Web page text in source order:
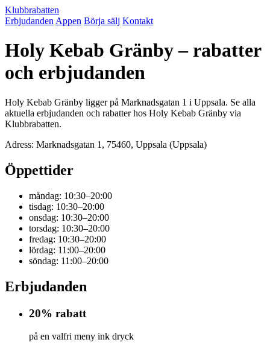
Klubbrabatten
Erbjudanden Appen Börja sälj Kontakt
Holy Kebab Gränby – rabatter
och erbjudanden
Holy Kebab Gränby ligger på Marknadsgatan 1 i Uppsala. Se alla
aktuella erbjudanden och rabatter hos Holy Kebab Gränby via
Klubbrabatten.
Adress: Marknadsgatan 1, 75460, Uppsala (Uppsala)
Öppettider
måndag: 10:30–20:00
tisdag: 10:30–20:00
onsdag: 10:30–20:00
torsdag: 10:30–20:00
fredag: 10:30–20:00
lördag: 11:00–20:00
söndag: 11:00–20:00
Erbjudanden
20% rabatt
på en valfri meny ink dryck